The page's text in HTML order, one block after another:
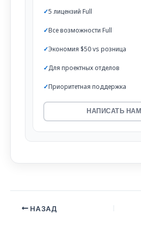
5 лицензий Full
Все возможности Full
Экономия $50 vs розница
Для проектных отделов
Приоритетная поддержка
НАПИСАТЬ НАМ
НАЗАД